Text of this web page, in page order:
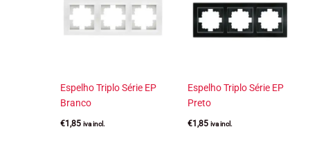
Espelho Triplo Série EP
Branco
€1,85 iva incl.
Espelho Triplo Série EP
Preto
€1,85 iva incl.